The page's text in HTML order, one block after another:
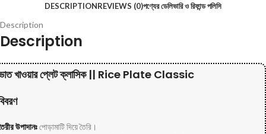
DESCRIPTIONREVIEWS (0)পণ্যের ডেলিভারি ও রিফান্ড পলিসি
Description
Description
খাওয়ার প্লেট ক্লাসিক || Rice Plate Classic
উপাদানঃপোড়ামাটি দিয়ে তৈরি।